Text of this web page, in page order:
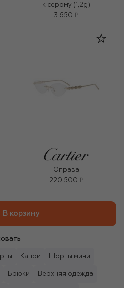
к серому (1,2g)
3 650 ₽
Оправа
220 500 ₽
В корзину
Капри Шорты мини
Брюки Верхняя одежда